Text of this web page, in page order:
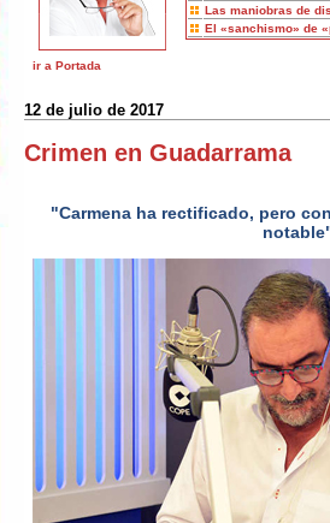
Las maniobras de
El «sanchismo» de
ir a Portada
12 de julio de 2017
Crimen en Guadarrama
"Carmena ha rectificado, pero